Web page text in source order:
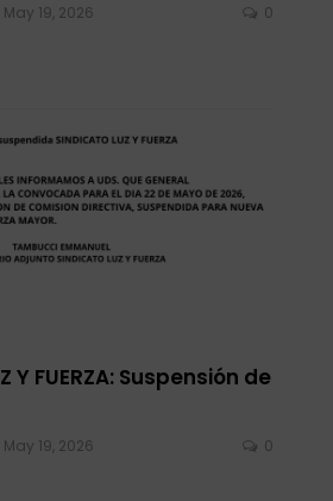
May 19, 2026 0
Y FUERZA: Suspensión de
May 19, 2026 0